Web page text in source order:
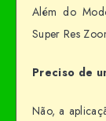
Além do
Super Res
Preciso de
Não, a